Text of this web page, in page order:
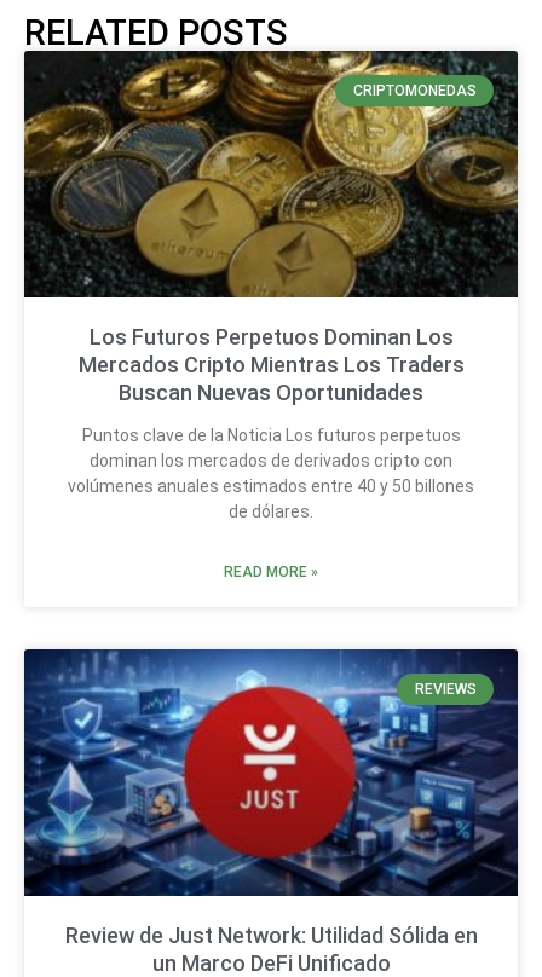
RELATED POSTS
CRIPTOMONEDAS
Los Futuros Perpetuos Dominan Los
Mercados Cripto Mientras Los Traders
Buscan Nuevas Oportunidades
Puntos clave de la Noticia Los futuros perpetuos
dominan los mercados de derivados cripto con
volúmenes anuales estimados entre 40 y 50 billones
de dólares.
READ MORE »
REVIEWS
Review de Just Network: Utilidad Sólida en
un Marco DeFi Unificado